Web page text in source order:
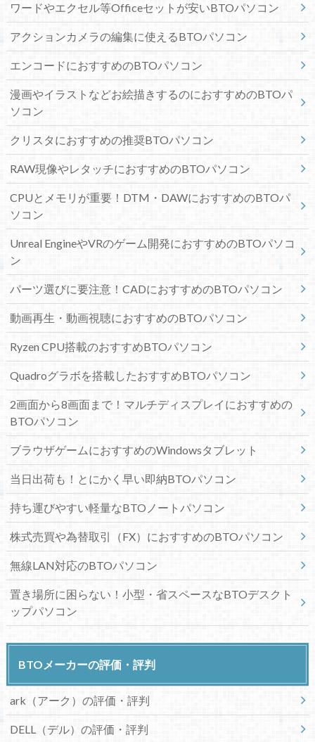
ワードやエクセル等Officeセットが安いBTOパソコン
アクションカメラの編集に使えるBTOパソコン
エンコードにおすすめのBTOパソコン
漫画やイラストなどお絵描きするのにおすすめのBTOパ
ソコン
クリスタにおすすめの推奨BTOパソコン
RAW現像やレタッチにおすすめのBTOパソコン
CPUとメモリが重要！DTM・DAWにおすすめのBTOパ
ソコン
Unreal EngineやVRのゲーム開発におすすめのBTOパソコ
ン
パーツ選びに要注意！CADにおすすめのBTOパソコン
動画再生・動画視聴におすすめのBTOパソコン
Ryzen CPU搭載のおすすめBTOパソコン
Quadroグラボを搭載したおすすめBTOパソコン
2画面から8画面まで！マルチディスプレイにおすすめの
BTOパソコン
ブラウザゲームにおすすめのWindowsタブレット
当日出荷も！とにかく早い即納BTOパソコン
持ち運びやすい軽量なBTOノートパソコン
株式売買や為替取引（FX）におすすめのBTOパソコン
無線LAN対応のBTOパソコン
置き場所に困らない！小型・省スペースなBTOデスクト
ップパソコン
BTOメーカーの評価・評判
ark（アーク）の評価・評判
DELL（デル）の評価・評判